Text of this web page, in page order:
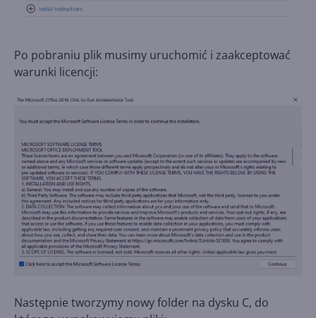
Po pobraniu plik musimy uruchomić i zaakceptować
warunki licencji:
Następnie tworzymy nowy folder na dysku C, do